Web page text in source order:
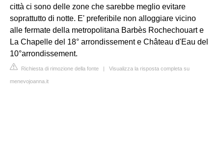
città ci sono delle zone che sarebbe meglio evitare
soprattutto di notte. E' preferibile non alloggiare vicino
alle fermate della metropolitana Barbès Rochechouart e
La Chapelle del 18° arrondissement e Château d'Eau del
10°arrondissement.
Richiesta di rimozione della fonte | Visualizza la risposta completa su
menevojoanna.it